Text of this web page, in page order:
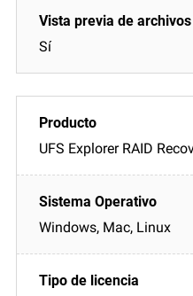
Sí
UFS Explorer RAID
Windows, Mac, Linux